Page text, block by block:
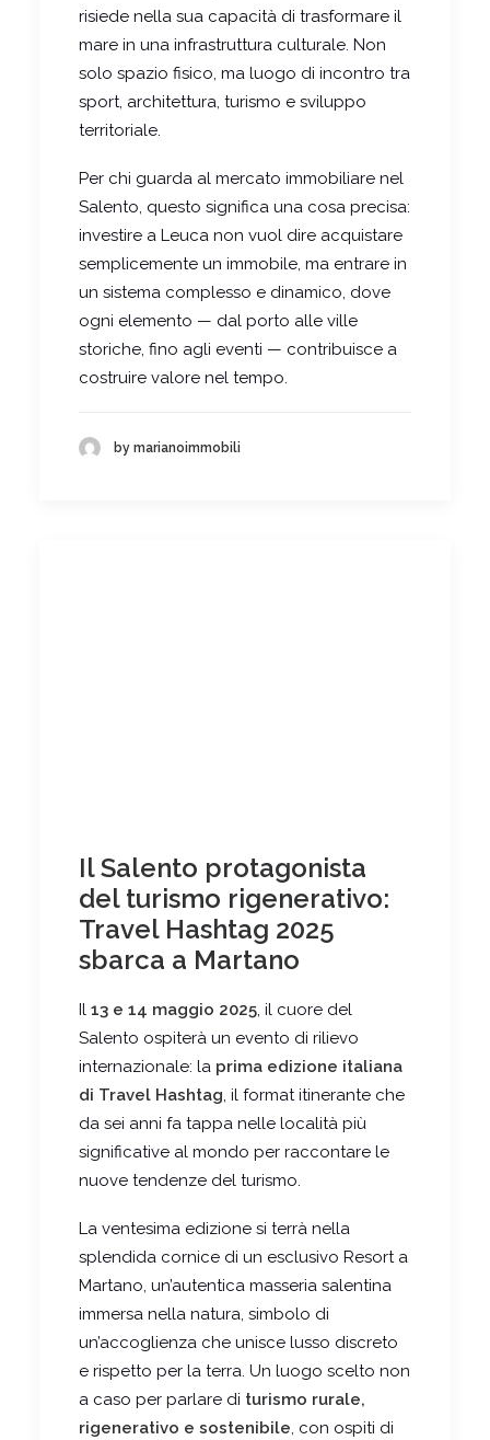
risiede nella sua capacità di trasformare il
mare in una infrastruttura culturale. Non
solo spazio fisico, ma luogo di incontro tra
sport, architettura, turismo e sviluppo
territoriale.
Per chi guarda al mercato immobiliare nel
Salento, questo significa una cosa precisa:
investire a Leuca non vuol dire acquistare
semplicemente un immobile, ma entrare in
un sistema complesso e dinamico, dove
ogni elemento — dal porto alle ville
storiche, fino agli eventi — contribuisce a
costruire valore nel tempo.
by marianoimmobili
Il Salento protagonista
del turismo rigenerativo:
Travel Hashtag 2025
sbarca a Martano
Il 13 e 14 maggio 2025, il cuore del
Salento ospiterà un evento di rilievo
internazionale: la prima edizione italiana
di Travel Hashtag, il format itinerante che
da sei anni fa tappa nelle località più
significative al mondo per raccontare le
nuove tendenze del turismo.
La ventesima edizione si terrà nella
splendida cornice di un esclusivo Resort a
Martano, un’autentica masseria salentina
immersa nella natura, simbolo di
un’accoglienza che unisce lusso discreto
e rispetto per la terra. Un luogo scelto non
a caso per parlare di turismo rurale,
rigenerativo e sostenibile, con ospiti di